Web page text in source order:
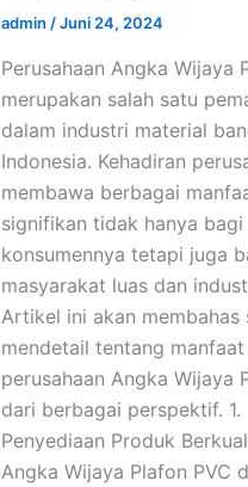
admin /Juni 24, 2024
Perusahaan Angka Wijaya
merupakan salah satu
dalam industri material
Indonesia. Kehadiran
membawa berbagai
signifikan tidak hanya bagi
konsumennya tetapi juga
masyarakat luas dan
Artikel ini akan membahas
mendetail tentang manfaat
perusahaan Angka Wijaya
dari berbagai perspektif. 1.
Penyediaan Produk
Angka Wijaya Plafon PVC